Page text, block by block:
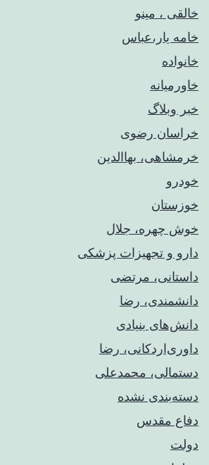
خالقی ، مینو
خامه یار،عباس
خانواده
خاورمیانه
خبر وبلاگ
خراسان رضوی
خرمشاهی، بهاالدین
خودرو
خوزستان
خوش چهره، جلال
دارو و تجهیزات پزشکی
داستانی، مرتضی
دانشمندی، رضا
دانش‌های بنیادی
داوری‌اردکانی، رضا
دستمالی، محمدعلی
دسته‌بندی نشده
دفاع مقدس
دولت